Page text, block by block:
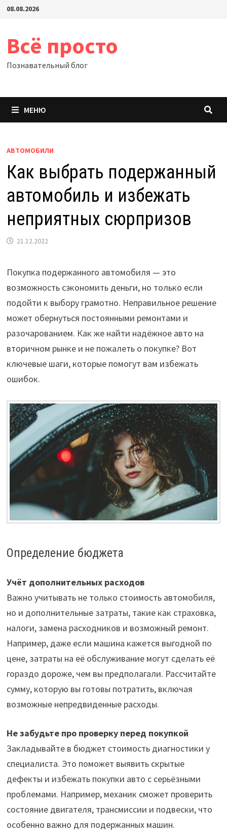
Перейти
08.08.2026
Всё просто
Познавательный блог
МЕНЮ
АВТОМОБИЛИ
Как выбрать подержанный
автомобиль и избежать
неприятных сюрпризов
21.12.2022
Покупка подержанного автомобиля — это
возможность сэкономить деньги, но только если
подойти к выбору грамотно. Неправильное решение
может обернуться постоянными ремонтами и
разочарованием. Как же найти надёжное авто на
вторичном рынке и не пожалеть о покупке? Вот
ключевые шаги, которые помогут вам избежать
ошибок.
Определение бюджета
Учёт дополнительных расходов
Важно учитывать не только стоимость автомобиля,
но и дополнительные затраты, такие как страховка,
налоги, замена расходников и возможный ремонт.
Например, даже если машина кажется выгодной по
цене, затраты на её обслуживание могут сделать её
гораздо дороже, чем вы предполагали. Рассчитайте
сумму, которую вы готовы потратить, включая
возможные непредвиденные расходы.
Не забудьте про проверку перед покупкой
Закладывайте в бюджет стоимость диагностики у
специалиста. Это поможет выявить скрытые
дефекты и избежать покупки авто с серьёзными
проблемами. Например, механик сможет проверить
состояние двигателя, трансмиссии и подвески, что
особенно важно для подержанных машин.